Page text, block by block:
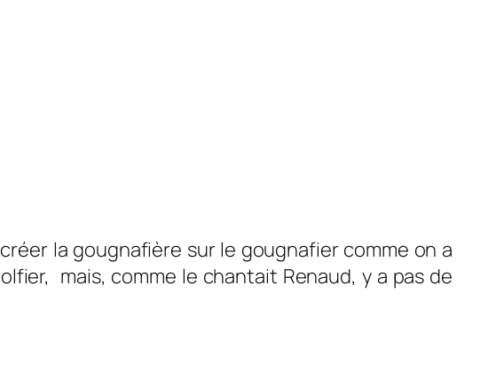
la gougnafière sur le gougnafier comme on a
mais, comme le chantait Renaud, y a pas de